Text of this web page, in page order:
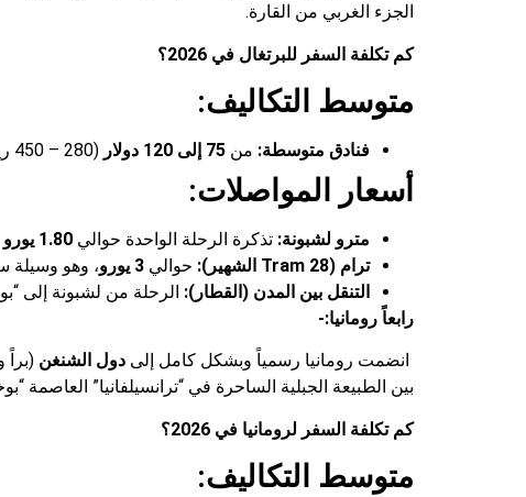
الجزء الغربي من القارة.
كم تكلفة السفر للبرتغال في 2026؟
متوسط التكاليف:
فنادق متوسطة: من 75 إلى 120 دولار (280 – 450 ريال سعودي) فنادق 3 و 4 نجوم.
أسعار المواصلات:
مترو لشبونة: تذكرة الرحلة الواحدة حوالي 1.80 يورو
ترام (Tram 28 الشهير):
حوالي 3 يورو
، وهو وسيلة
التنقل بين المدن (القطار): الرحلة من لشبونة إلى
رابعاً رومانيا:-
انضمت رومانيا رسمياً وبشكل كامل إلى دول الشنغن
بين الطبيعة الجبلية الساحرة في “ترانسيلفانيا” العاصمة
كم تكلفة السفر لرومانيا في 2026؟
متوسط التكاليف: